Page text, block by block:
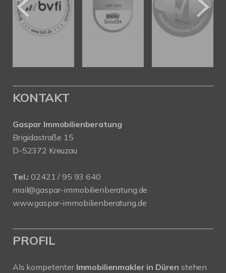
KONTAKT
Gaspar Immobilienberatung
Brigidastraße 15
D-52372 Kreuzau
Tel.: 02421 / 95 93 640
mail@gaspar-immobilienberatung.de
www.gaspar-immobilienberatung.de
PROFIL
Als kompetenter Immobilienmakler in Düren stehen